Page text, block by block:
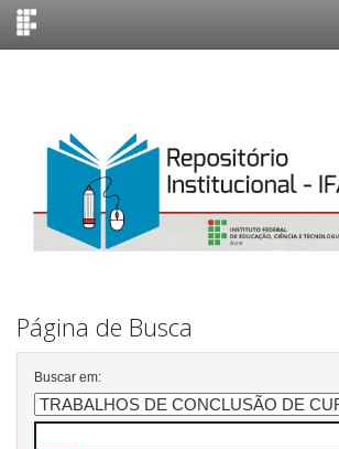
Página de Busca
Buscar em: